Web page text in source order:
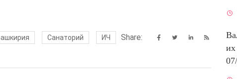
Санаторий ИЧ Share:
их